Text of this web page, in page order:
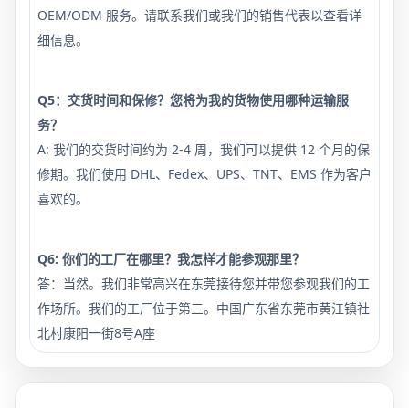
OEM/ODM 服务。请联系我们或我们的销售代表以查看详
细信息。
Q5：交货时间和保修？您将为我的货物使用哪种运输服
务？
A: 我们的交货时间约为 2-4 周，我们可以提供 12 个月的保
修期。我们使用 DHL、Fedex、UPS、TNT、EMS 作为客户
喜欢的。
Q6: 你们的工厂在哪里？我怎样才能参观那里？
答：当然。我们非常高兴在东莞接待您并带您参观我们的工
作场所。我们的工厂位于第三。中国广东省东莞市黄江镇社
北村康阳一街8号A座